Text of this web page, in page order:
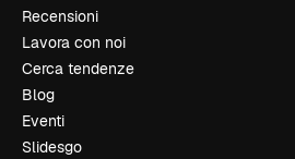
Recensioni
Lavora con noi
Cerca tendenze
Blog
Eventi
Slidesgo